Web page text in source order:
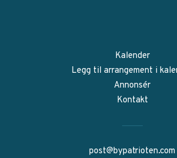
Kalender
Legg til arrangement i
Annonsér
Kontakt
post@bypatrioten.com